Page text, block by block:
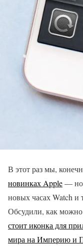
В этот раз мы,
новинках Apple—
новых часах Watch и
Обсудили, как можно
стоит иконка для
мира на Империю и